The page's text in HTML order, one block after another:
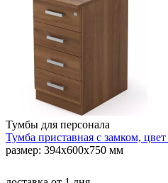
Тумбы для персонала
Тумба приставная с замком,
размер: 394х600х750 мм